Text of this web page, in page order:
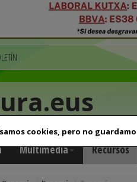
cookies, pero no
Multimedia Recursos